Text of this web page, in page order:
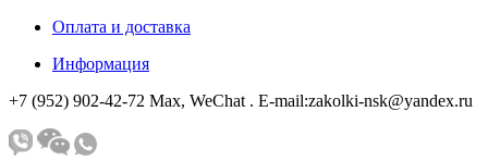
Оплата и доставка
Информация
+7 (952) 902-42-72 Мах, WeChat . E-mail:zakolki-nsk@yandex.ru